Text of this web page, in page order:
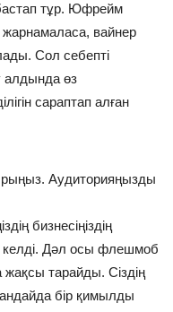
тұр. Юфрейм
вайнер
Сол себепті
алдында өз
сараптап алған
Аудиторияңызды
бизнесіңіздің
Дәл осы флешмоб
тарайды. Сіздің
бір қимылды